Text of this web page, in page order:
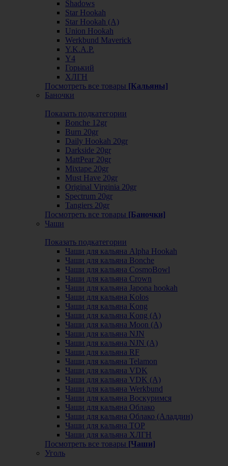
Shadows
Star Hookah
Star Hookah (А)
Union Hookah
Werkbund Maverick
Y.K.A.P.
Y4
Горький
ХЛГН
Посмотреть все товары [Кальяны]
Баночки
Показать подкатегории
Bonche 12gr
Burn 20gr
Daily Hookah 20gr
Darkside 20gr
MattPear 20gr
Mixtape 20gr
Must Have 20gr
Original Virginia 20gr
Spectrum 20gr
Tangiers 20gr
Посмотреть все товары [Баночки]
Чаши
Показать подкатегории
Чаши для кальяна Alpha Hookah
Чаши для кальяна Bonche
Чаши для кальяна CosmoBowl
Чаши для кальяна Crown
Чаши для кальяна Japona hookah
Чаши для кальяна Kolos
Чаши для кальяна Kong
Чаши для кальяна Kong (A)
Чаши для кальяна Moon (А)
Чаши для кальяна NJN
Чаши для кальяна NJN (А)
Чаши для кальяна RF
Чаши для кальяна Telamon
Чаши для кальяна VDK
Чаши для кальяна VDK (А)
Чаши для кальяна Werkbund
Чаши для кальяна Воскуримся
Чаши для кальяна Облако
Чаши для кальяна Облако (Аладдин)
Чаши для кальяна ТОР
Чаши для кальяна ХЛГН
Посмотреть все товары [Чаши]
Уголь